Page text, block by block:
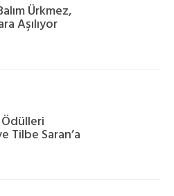
Ürkmez,
Aşılıyor
Tilbe Saran’a